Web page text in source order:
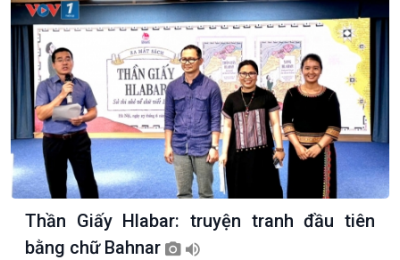
Thần Giấy Hlabar: truyện tranh đầu tiên
bằng chữ Bahnar